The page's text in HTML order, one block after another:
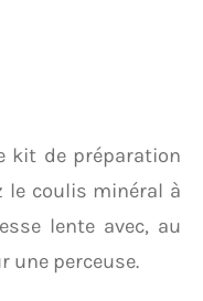
kit de préparation
le coulis minéral à
lente avec, au
une perceuse.